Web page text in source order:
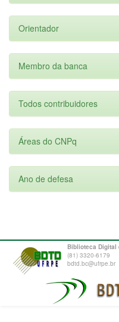
Orientador
Membro da banca
Todos contribuidores
Áreas do CNPq
Ano de defesa
Biblioteca Digital
(81) 3320-6179
bdtd.bc@ufrpe.br